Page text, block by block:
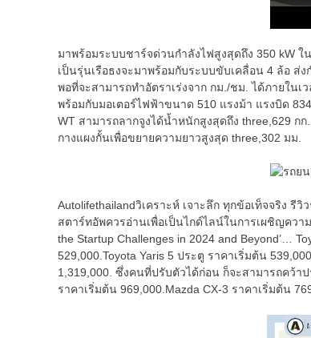
มาพร้อมระบบชาร์จด่วนกำลังไฟสูงสุดถึง 350 kW
เป็นรุ่นเรือธงจะมาพร้อมกับระบบขับเคลื่อน 4 ล้อ ส่
พอที่จะสามารถทำอัตราเร่งจาก กม./ชม. ได้ภายใน
พร้อมกับมอเตอร์ไฟฟ้าขนาด 510 แรงม้า แรงบิด
WT สามารถลากจูงได้น้ำหนักสูงสุดถึง three,629 ก
กางแผงกั้นเพื่อขยายความยาวสูงสุด three,302 มม.
Autolifethailandวิเคราะห์ เจาะลึก ทุกข้อเท็จจริง รี
สตาร์ทอัพควรอ่านเพื่อเป็นไกด์ไลน์ในการเผชิญควา
the Startup Challenges in 2024 and Beyond’…
529,000.Toyota Yaris 5 ประตู ราคาเริ่มต้น
1,319,000. ซึ่งคนที่ปรับตัวได้ก่อน ก็จะสามารถคว้า
ราคาเริ่มต้น 969,000.Mazda CX-3 ราคาเริ่มต้น